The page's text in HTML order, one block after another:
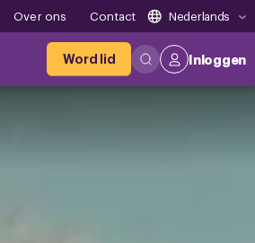
Over ons Contact Nederlands
Word lid
Inloggen